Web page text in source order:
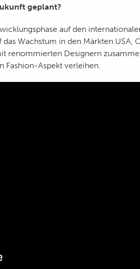
geplant?
auf den
Wachstum in den Märkten USA,
renommierten Designern
Fashion-Aspekt verleihen.